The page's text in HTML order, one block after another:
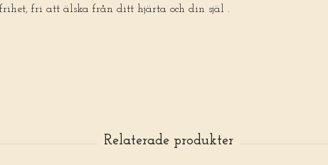
fri att älska från ditt hjärta och din själ .